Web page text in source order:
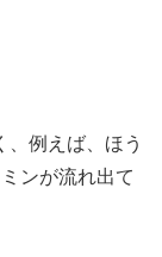
例えば、ほう
ンが流れ出て